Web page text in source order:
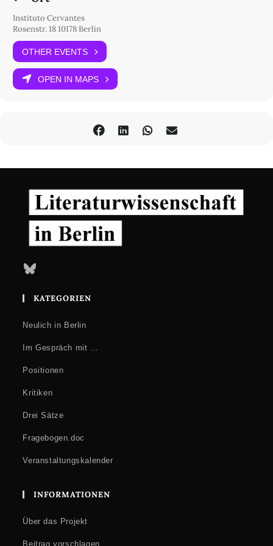
Instituto Cervantes
Rosenstr. 18 10178 Berlin
OTHER EVENTS
OPEN IN MAPS
Bluesky
KATEGORIEN
Neulich in Berlin
Im Gespräch mit …
Positionen
Kritiken
Drei Sätze
Fragebogen.doc
Veranstaltungskalender
INFORMATIONEN
Über das Projekt
Beitrag vorschlagen